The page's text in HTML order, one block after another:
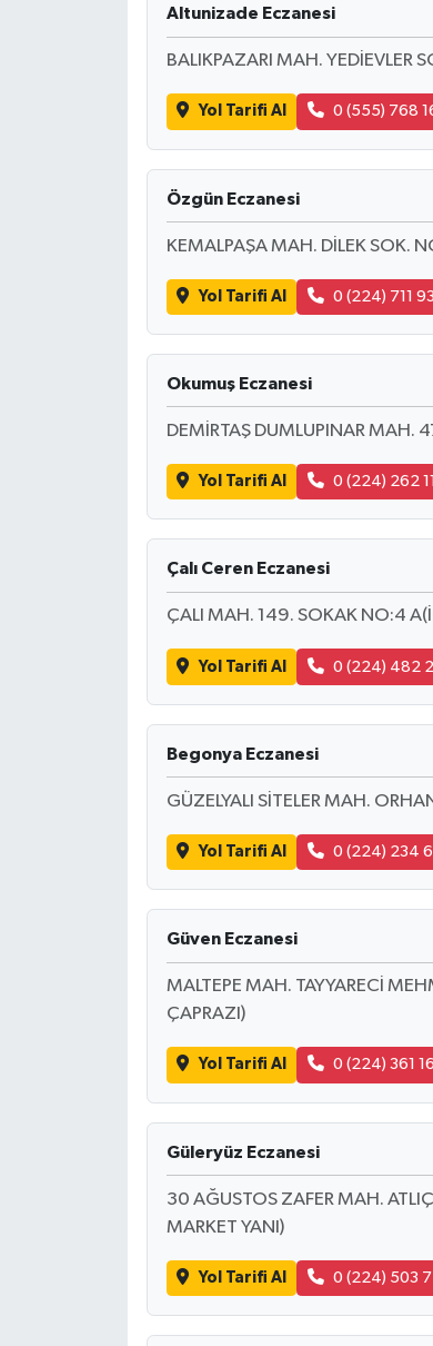
Altunizade Eczanesi
BALIKPAZARI MAH. YEDİEVLER
Yol Tarifi Al 0 (555) 768
Özgün Eczanesi
KEMALPAŞA MAH. DİLEK SOK.
Yol Tarifi Al 0 (224) 711
Okumuş Eczanesi
DEMİRTAŞ DUMLUPINAR MAH.
Yol Tarifi Al 0 (224) 262
Çalı Ceren Eczanesi
ÇALI MAH. 149. SOKAK NO:4
Yol Tarifi Al 0 (224) 482
Begonya Eczanesi
GÜZELYALI SİTELER MAH.
Yol Tarifi Al 0 (224) 234
Güven Eczanesi
MALTEPE MAH. TAYYARECİ
ÇAPRAZI)
Yol Tarifi Al 0 (224) 361
Güleryüz Eczanesi
30 AĞUSTOS ZAFER MAH.
MARKET YANI)
Yol Tarifi Al 0 (224) 503
İLÇE HABERLERİ
KÜLTÜR-SANAT
KADIN-AİLE
YEREL YÖNETİM
ÜÇÜNCÜ SAYFA
SİVİL TOPLUM
SEÇİM 2014
KİM KİMDİR
ÇEK GÖNDER